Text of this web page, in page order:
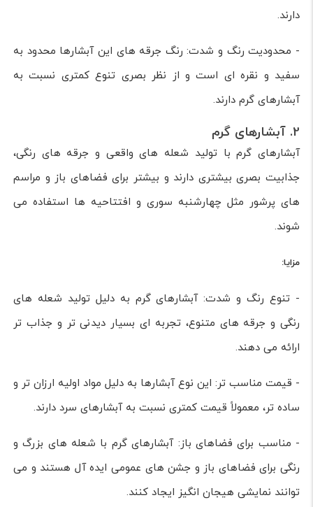
دارند.
- محدودیت رنگ و شدت: رنگ جرقه های این آبشارها محدود به
سفید و نقره ای است و از نظر بصری تنوع کمتری نسبت به
آبشارهای گرم دارند.
2. آبشارهای گرم
آبشارهای گرم با تولید شعله های واقعی و جرقه های رنگی،
جذابیت بصری بیشتری دارند و بیشتر برای فضاهای باز و مراسم
های پرشور مثل چهارشنبه سوری و افتتاحیه ها استفاده می
شوند.
مزایا:
- تنوع رنگ و شدت: آبشارهای گرم به دلیل تولید شعله های
رنگی و جرقه های متنوع، تجربه ای بسیار دیدنی تر و جذاب تر
ارائه می دهند.
- قیمت مناسب تر: این نوع آبشارها به دلیل مواد اولیه ارزان تر و
ساده تر، معمولاً قیمت کمتری نسبت به آبشارهای سرد دارند.
- مناسب برای فضاهای باز: آبشارهای گرم با شعله های بزرگ و
رنگی برای فضاهای باز و جشن های عمومی ایده آل هستند و می
توانند نمایشی هیجان انگیز ایجاد کنند.